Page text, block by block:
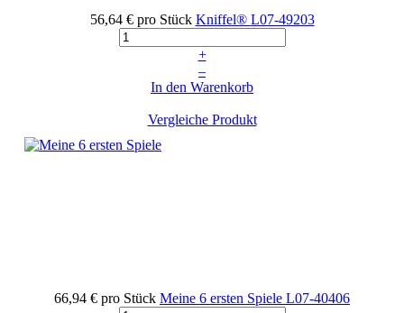
56,64 € pro Stück Kniffel® L07-49203
+
–
In den Warenkorb
Vergleiche Produkt
66,94 € pro Stück Meine 6 ersten Spiele L07-40406